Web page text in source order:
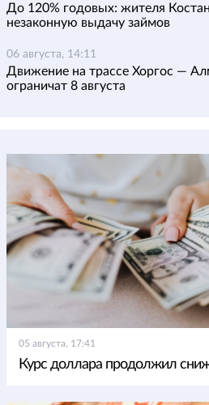
До 120% годовых: жителя
незаконную выдачу займов
06 августа, 14:11
Движение на трассе Хоргос —
ограничат 8 августа
05 августа, 17:41
Курс доллара продолжил